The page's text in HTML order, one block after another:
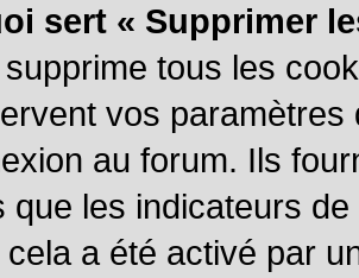
sert « Supprimer
tous les
vos paramètres
au forum. Ils
que les indicateurs
cela a été activé par